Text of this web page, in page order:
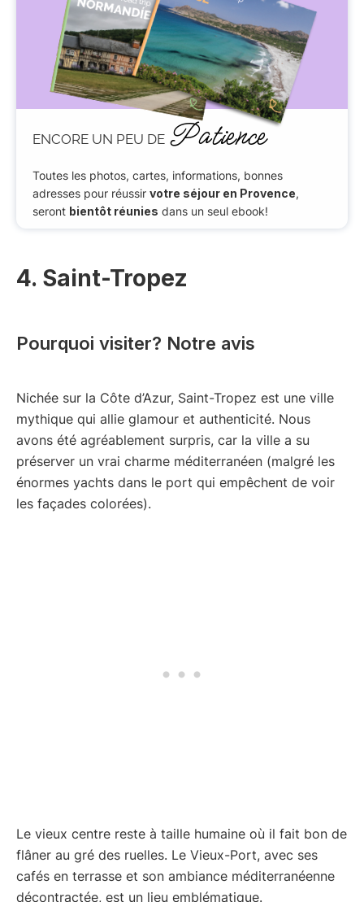
ENCORE UN PEU DE Patience
Toutes les photos, cartes, informations, bonnes
adresses pour réussir votre séjour en Provence,
seront bientôt réunies dans un seul ebook!
4. Saint-Tropez
Pourquoi visiter? Notre avis
Nichée sur la Côte d’Azur, Saint-Tropez est une ville
mythique qui allie glamour et authenticité. Nous
avons été agréablement surpris, car la ville a su
préserver un vrai charme méditerranéen (malgré les
énormes yachts dans le port qui empêchent de voir
les façades colorées).
Le vieux centre reste à taille humaine où il fait bon de
flâner au gré des ruelles. Le Vieux-Port, avec ses
cafés en terrasse et son ambiance méditerranéenne
décontractée, est un lieu emblématique.